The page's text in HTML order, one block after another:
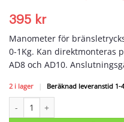
395 kr
Manometer för
0-1Kg. Kan direktmonteras
AD8 och AD10.
2 i lager | Beräknad leveranstid 1-